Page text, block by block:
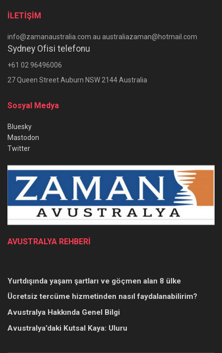
İLETİŞİM
info@zamanaustralia.com.au australiazaman@hotmail.com
Sydney Ofisi telefonu
+61 02 96496006
27 Queen Street Auburn NSW 2144 Australia
Sosyal Medya
Bluesky
Mastodon
Twitter
AVUSTRALYA REHBERİ
Yurtdışında yaşam şartları ve göçmen alan 8 ülke
Ücretsiz tercüme hizmetinden nasıl faydalanabilirim?
Avustralya Hakkında Genel Bilgi
Avustralya’daki Kutsal Kaya: Uluru